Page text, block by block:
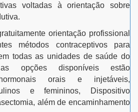
voltadas à orientação sobre
orientação profissional
métodos contraceptivos para
todas as unidades de saúde do
opções disponíveis estão
hormonais orais e injetáveis,
e femininos, Dispositivo
além de encaminhamento